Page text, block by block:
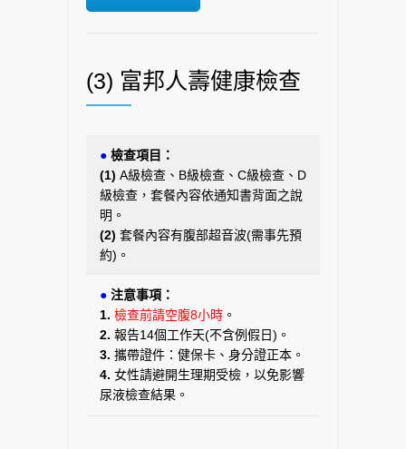
(3) 富邦人壽健康檢查
● 檢查項目：
(1) A級檢查、B級檢查、C級檢查、D
級檢查，套餐內容依通知書背面之說
明。
(2) 套餐內容有腹部超音波(需事先預
約)。
● 注意事項：
1. 檢查前請空腹8小時 。
2. 報告14個工作天(不含例假日)。
3. 攜帶證件：健保卡、身分證正本。
4. 女性請避開生理期受檢，以免影響
尿液檢查結果。